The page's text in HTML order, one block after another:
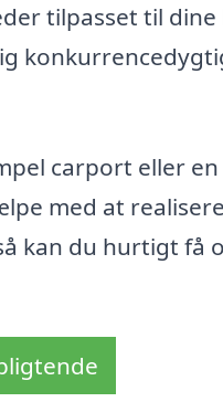
tilpasset til
carport eller
med at
kan du hurtigt